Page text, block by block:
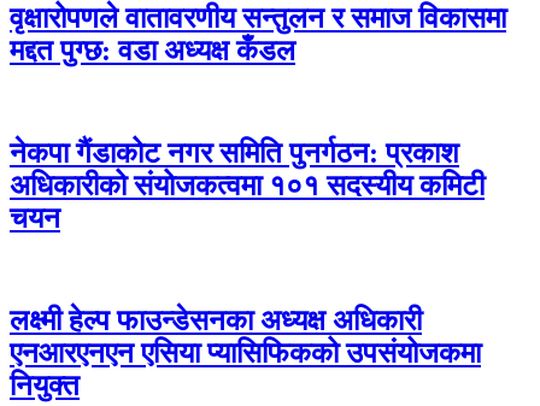
वृक्षारोपणले वातावरणीय सन्तुलन र समाज विकासमा
मद्दत पुग्छ: वडा अध्यक्ष कँडल
नेकपा गैंडाकोट नगर समिति पुनर्गठन: प्रकाश
अधिकारीको संयोजकत्वमा १०१ सदस्यीय कमिटी
चयन
लक्ष्मी हेल्प फाउन्डेसनका अध्यक्ष अधिकारी
एनआरएनएन एसिया प्यासिफिकको उपसंयोजकमा
नियुक्त